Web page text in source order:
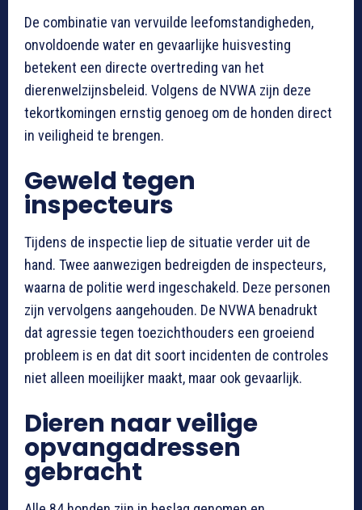
De combinatie van vervuilde leefomstandigheden,
onvoldoende water en gevaarlijke huisvesting
betekent een directe overtreding van het
dierenwelzijnsbeleid. Volgens de NVWA zijn deze
tekortkomingen ernstig genoeg om de honden direct
in veiligheid te brengen.
Geweld tegen
inspecteurs
Tijdens de inspectie liep de situatie verder uit de
hand. Twee aanwezigen bedreigden de inspecteurs,
waarna de politie werd ingeschakeld. Deze personen
zijn vervolgens aangehouden. De NVWA benadrukt
dat agressie tegen toezichthouders een groeiend
probleem is en dat dit soort incidenten de controles
niet alleen moeilijker maakt, maar ook gevaarlijk.
Dieren naar veilige
opvangadressen
gebracht